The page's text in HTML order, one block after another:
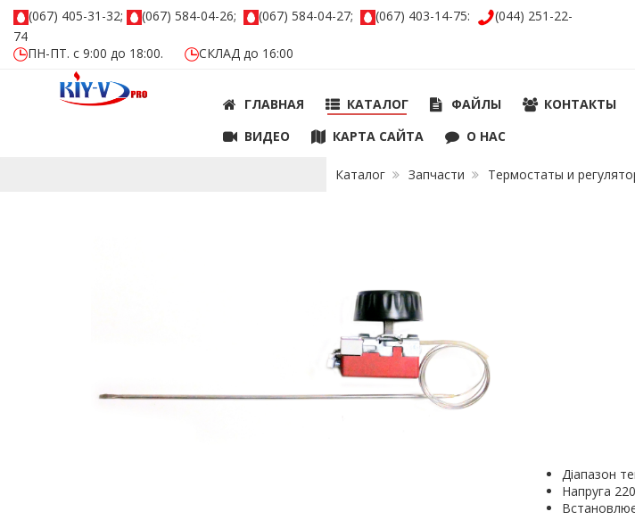
(067) 405-31-32; (067) 584-04-26; (067) 584-04-27; (067) 403-14-75:
(044) 251-22-
74
ПН-ПТ. с 9:00 до 18:00.
СКЛАД до 16:00
ГЛАВНАЯ КАТАЛОГ ФАЙЛЫ КОНТАКТЫ
ВИДЕО
КАРТА САЙТА О НАС
Каталог Запчасти Термостаты и
Діапазон
Напруга